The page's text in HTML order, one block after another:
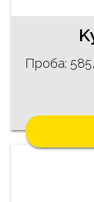
Проба: